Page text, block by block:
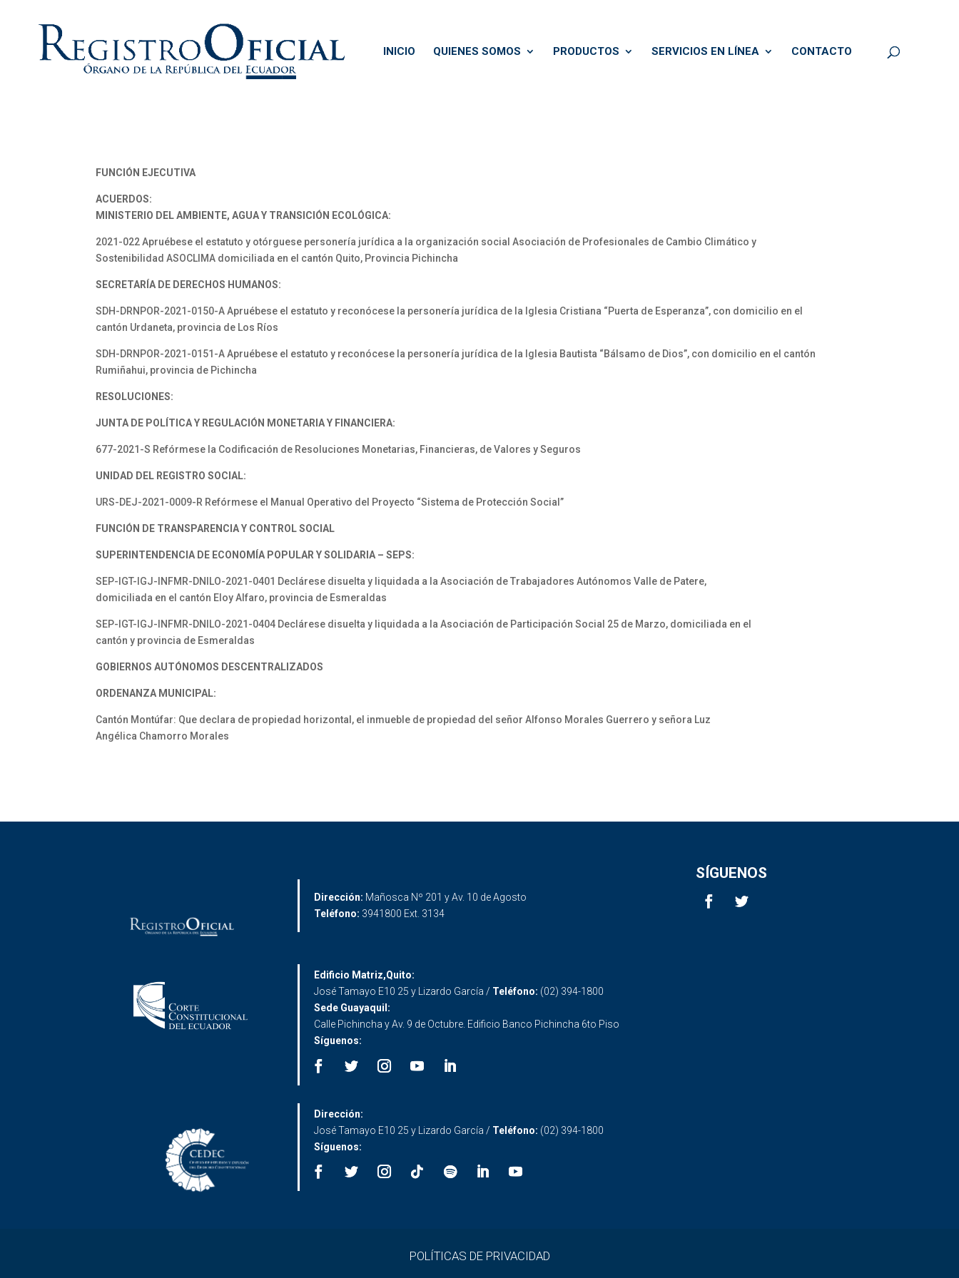
INICIO QUIENES SOMOS PRODUCTOS SERVICIOS EN LÍNEA CONTACTO
FUNCIÓN EJECUTIVA
ACUERDOS:
MINISTERIO DEL AMBIENTE, AGUA Y TRANSICIÓN ECOLÓGICA:
2021-022 Apruébese el estatuto y otórguese personería jurídica a la organización social Asociación de Profesionales de Cambio Climático y
Sostenibilidad ASOCLIMA domiciliada en el cantón Quito, Provincia Pichincha
SECRETARÍA DE DERECHOS HUMANOS:
SDH-DRNPOR-2021-0150-A Apruébese el estatuto y reconócese la personería jurídica de la Iglesia Cristiana “Puerta de Esperanza”, con domicilio en el
cantón Urdaneta, provincia de Los Ríos
SDH-DRNPOR-2021-0151-A Apruébese el estatuto y reconócese la personería jurídica de la Iglesia Bautista “Bálsamo de Dios”, con domicilio en el cantón
Rumiñahui, provincia de Pichincha
RESOLUCIONES:
JUNTA DE POLÍTICA Y REGULACIÓN MONETARIA Y FINANCIERA:
677-2021-S Refórmese la Codificación de Resoluciones Monetarias, Financieras, de Valores y Seguros
UNIDAD DEL REGISTRO SOCIAL:
URS-DEJ-2021-0009-R Refórmese el Manual Operativo del Proyecto “Sistema de Protección Social”
FUNCIÓN DE TRANSPARENCIA Y CONTROL SOCIAL
SUPERINTENDENCIA DE ECONOMÍA POPULAR Y SOLIDARIA – SEPS:
SEP-IGT-IGJ-INFMR-DNILO-2021-0401 Declárese disuelta y liquidada a la Asociación de Trabajadores Autónomos Valle de Patere,
domiciliada en el cantón Eloy Alfaro, provincia de Esmeraldas
SEP-IGT-IGJ-INFMR-DNILO-2021-0404 Declárese disuelta y liquidada a la Asociación de Participación Social 25 de Marzo, domiciliada en el
cantón y provincia de Esmeraldas
GOBIERNOS AUTÓNOMOS DESCENTRALIZADOS
ORDENANZA MUNICIPAL:
Cantón Montúfar: Que declara de propiedad horizontal, el inmueble de propiedad del señor Alfonso Morales Guerrero y señora Luz
Angélica Chamorro Morales
Dirección: Mañosca Nº 201 y Av. 10 de Agosto
Teléfono: 3941800 Ext. 3134
SÍGUENOS
Edificio Matriz,Quito:
José Tamayo E10 25 y Lizardo García / Teléfono: (02) 394-1800
Sede Guayaquil:
Calle Pichincha y Av. 9 de Octubre. Edificio Banco Pichincha 6to Piso
Síguenos:
Dirección:
José Tamayo E10 25 y Lizardo García / Teléfono: (02) 394-1800
Síguenos:
POLÍTICAS DE PRIVACIDAD